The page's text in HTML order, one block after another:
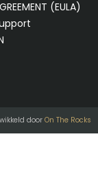
(EULA)
doorOn The Rocks